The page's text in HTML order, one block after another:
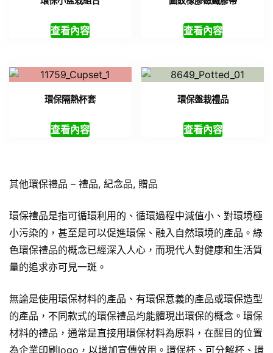
查看內容 查看內容
環保隔熱杯套
查看內容
環保盤栽禮品
查看內容
其他環保禮品 – 禮品, 紀念品, 贈品
環保禮品是指可循環利用的、循環過程中減值小、對環境極
小污染的，甚至是可以促進環保、融入自然環境的產品。綠
色環保禮品的概念已經深入人心，而現代人對健康和生活質
量的追求亦可見一斑。
無論是使用環保材料的產品、有環保意義的產品或環保造型
的產品，不同款式的環保禮品均能體現出環保的概念。環保
材料的禮品，通常是直接用環保材料為原料，在醒目的位置
為企業印刷logo，以增加宣傳效用。環保杯、可分解杯、環